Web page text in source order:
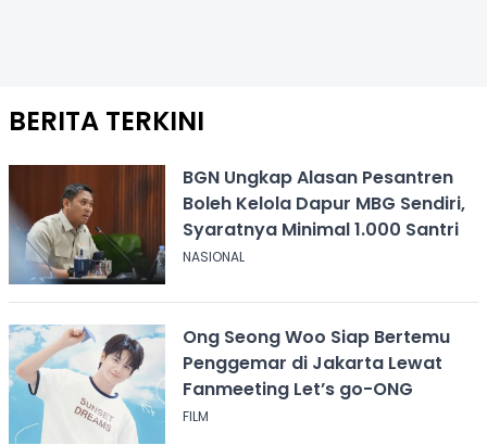
BERITA TERKINI
BGN Ungkap Alasan Pesantren
Boleh Kelola Dapur MBG Sendiri,
Syaratnya Minimal 1.000 Santri
NASIONAL
Ong Seong Woo Siap Bertemu
Penggemar di Jakarta Lewat
Fanmeeting Let’s go-ONG
FILM